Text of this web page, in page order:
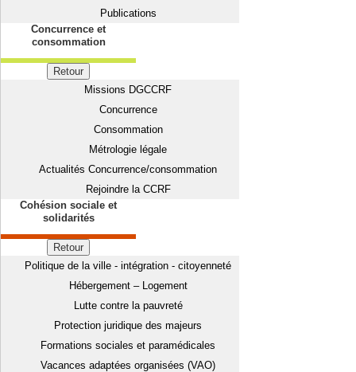
Publications
Concurrence et
consommation
Retour
Missions DGCCRF
Concurrence
Consommation
Métrologie légale
Actualités Concurrence/consommation
Rejoindre la CCRF
Cohésion sociale et
solidarités
Retour
Politique de la ville - intégration - citoyenneté
Hébergement – Logement
Lutte contre la pauvreté
Protection juridique des majeurs
Formations sociales et paramédicales
Vacances adaptées organisées (VAO)